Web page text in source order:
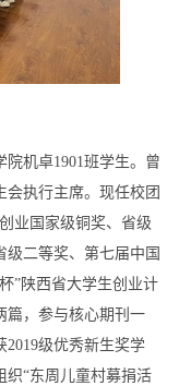
机卓1901班学生。曾
会执行主席。现任校团
业国家级铜奖、省级
级二等奖、第七届中国
”陕西省大学生创业计
篇，参与核心期刊一
级优秀新生奖学
织“东周儿童村募捐活